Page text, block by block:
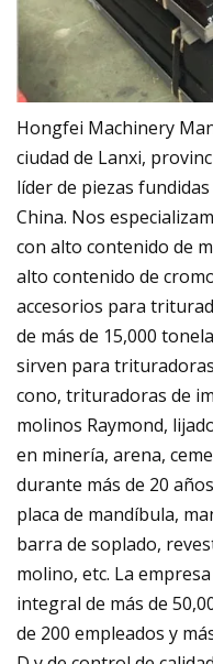
Hongfei Machinery
ciudad de Lanxi,
líder de piezas
China. Nos
con alto contenido de
alto contenido de
accesorios para
de más de 15,000
sirven para
cono, trituradoras de
molinos Raymond,
en minería, arena,
durante más de 20
placa de mandíbula,
barra de soplado,
molino, etc. La
integral de más de
de 200 empleados y